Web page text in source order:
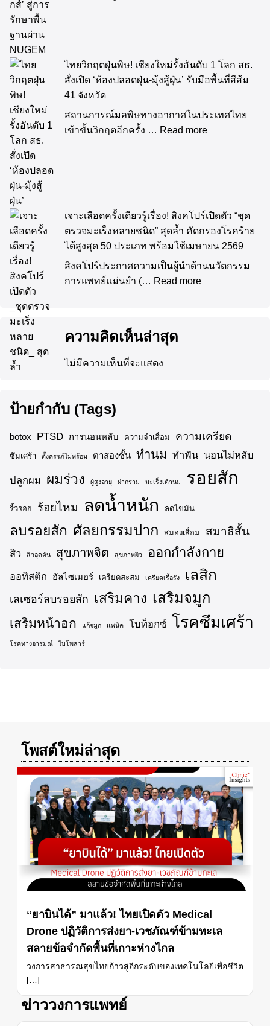
ไทยวิกฤตฝุ่นพิษ! เชียงใหม่รั้งอันดับ 1 โลก สธ.
สั่งเปิด ‘ห้องปลอดฝุ่น-มุ้งสู้ฝุ่น’ รับมือพื้นที่สีส้ม
41 จังหวัด
สถานการณ์มลพิษทางอากาศในประเทศไทย
เข้าขั้นวิกฤตอีกครั้ง … Read more
เจาะเลือดครั้งเดียวรู้เรื่อง! สิงคโปร์เปิดตัว “ชุด
ตรวจมะเร็งหลายชนิด” สุดล้ำ คัดกรองโรคร้าย
ได้สูงสุด 50 ประเภท พร้อมใช้เมษายน 2569
สิงคโปร์ประกาศความเป็นผู้นำด้านนวัตกรรม
การแพทย์แม่นยำ (… Read more
ความคิดเห็นล่าสุด
ไม่มีความเห็นที่จะแสดง
ป้ายกำกับ (Tags)
botox PTSD การนอนหลับ ความจำเสื่อม ความเครียด
ซึมเศร้า ตั้งครรภ์ไม่พร้อม ตาสองชั้น ทำนม ทำฟัน นอนไม่หลับ
ปลูกผม ผมร่วง ผู้สูงอายุ ผ่ากราม มะเร็งเต้านม รอยสัก
ริ้วรอย ร้อยไหม ลดน้ำหนัก ลดไขมัน
ลบรอยสัก ศัลยกรรมปาก สมองเสื่อม สมาธิสั้น
สิว สิวอุดตัน สุขภาพจิต สุขภาพผิว ออกกำลังกาย
ออทิสติก อัลไซเมอร์ เครียดสะสม เครียดเรื้อรัง เลสิก
เลเซอร์ลบรอยสัก เสริมคาง เสริมจมูก
เสริมหน้าอก แก้จมูก แพนิค โบท็อกซ์ โรคซึมเศร้า
โรคทางอารมณ์ ไบโพลาร์
โพสต์ใหม่ล่าสุด
“ยาบินได้” มาแล้ว! ไทยเปิดตัว Medical
Drone ปฏิวัติการส่งยา-เวชภัณฑ์ข้ามทะเล
สลายข้อจำกัดพื้นที่เกาะห่างไกล
วงการสาธารณสุขไทยก้าวสู่อีกระดับของเทคโนโลยีเพื่อชีวิต
[…]
ข่าววงการแพทย์